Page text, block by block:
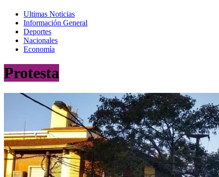
Ultimas Noticias
Información General
Deportes
Nacionales
Economía
Protesta